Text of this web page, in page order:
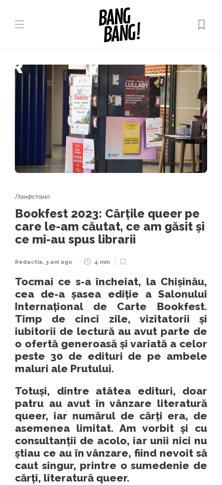
Лаифстаил
Bookfest 2023: Cărțile queer pe
care le-am căutat, ce am găsit și
ce mi-au spus librarii
Redactia, 3 ani ago 4 min
Tocmai ce s-a încheiat, la Chișinău,
cea de-a șasea ediție a Salonului
Internațional de Carte Bookfest.
Timp de cinci zile, vizitatorii și
iubitorii de lectură au avut parte de
o ofertă generoasă și variată a celor
peste 30 de edituri de pe ambele
maluri ale Prutului.
Totuși, dintre atâtea edituri, doar
patru au avut în vânzare literatură
queer, iar numărul de cărți era, de
asemenea limitat. Am vorbit și cu
consultanții de acolo, iar unii nici nu
știau ce au în vânzare, fiind nevoit să
caut singur, printre o sumedenie de
cărți, literatură queer.